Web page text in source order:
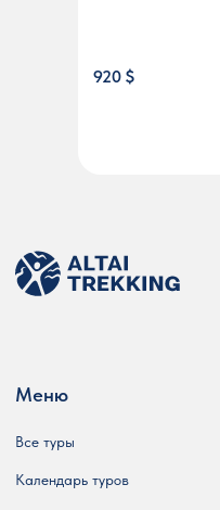
920 $
Меню
Все туры
Календарь туров